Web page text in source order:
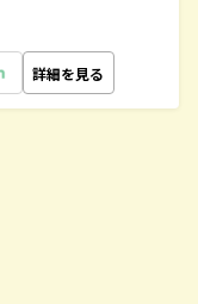
詳細を見る